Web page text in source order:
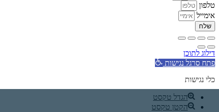
טלפון
אימייל
שלח
דילוג לתוכן
פתח סרגל נגישות
כלי נגישות
הגדל טקסט
הקטן טקסט